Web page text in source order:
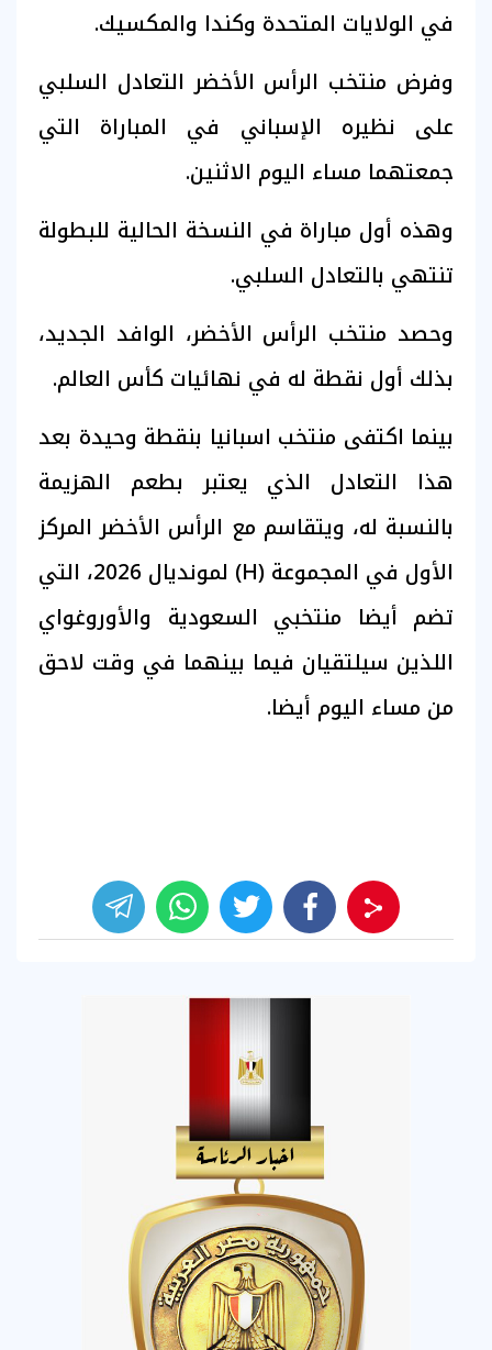
في الولايات المتحدة وكندا والمكسيك.
وفرض منتخب الرأس الأخضر التعادل السلبي
على نظيره الإسباني في المباراة التي
جمعتهما مساء اليوم الاثنين.
وهذه أول مباراة في النسخة الحالية للبطولة
تنتهي بالتعادل السلبي.
وحصد منتخب الرأس الأخضر، الوافد الجديد،
بذلك أول نقطة له في نهائيات كأس العالم.
بينما اكتفى منتخب اسبانيا بنقطة وحيدة بعد
هذا التعادل الذي يعتبر بطعم الهزيمة
بالنسبة له، ويتقاسم مع الرأس الأخضر المركز
الأول في المجموعة (H) لمونديال 2026، التي
تضم أيضا منتخبي السعودية والأوروغواي
اللذين سيلتقيان فيما بينهما في وقت لاحق
من مساء اليوم أيضا.